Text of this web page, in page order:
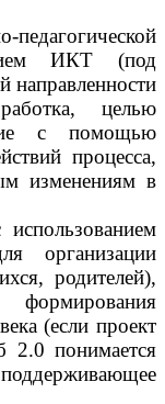
ИКТ (под
направленности
целью
с помощью
процесса,
изменениям в
организации
родителей),
(если проект
2.0 понимается
поддерживающее